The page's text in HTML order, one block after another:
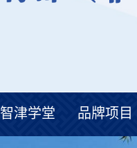
智津学堂 品牌项目